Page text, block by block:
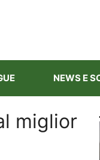
NEWS E
miglior